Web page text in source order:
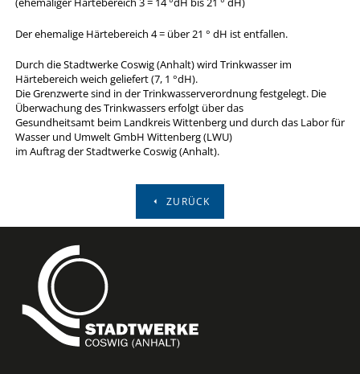
Der ehemalige Härtebereich 4 = über 21 ° dH ist entfallen.
Durch die Stadtwerke Coswig (Anhalt) wird Trinkwasser im
Härtebereich weich geliefert (7, 1 °dH).
Die Grenzwerte sind in der Trinkwasserverordnung festgelegt. Die
Überwachung des Trinkwassers erfolgt über das
Gesundheitsamt beim Landkreis Wittenberg und durch das Labor für
Wasser und Umwelt GmbH Wittenberg (LWU)
im Auftrag der Stadtwerke Coswig (Anhalt).
ZURÜCK